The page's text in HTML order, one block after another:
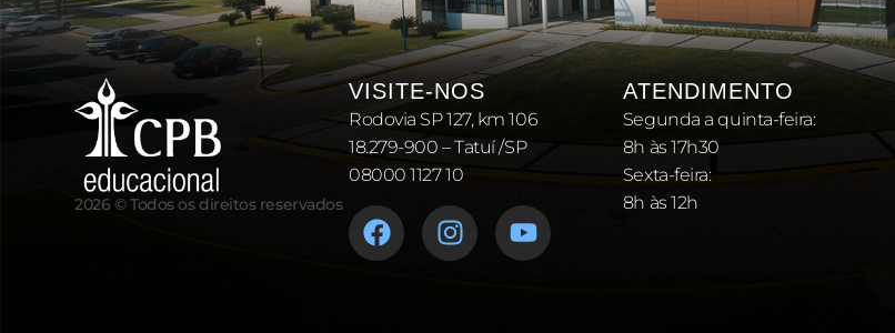
2026 © Todos os direitos reservados
VISITE-NOS
Rodovia SP 127, km 106
18.279-900 – Tatuí /SP
08000 1127 10
ATENDIMENTO
Segunda a quinta-feira:
8h às 17h30
Sexta-feira:
8h às 12h